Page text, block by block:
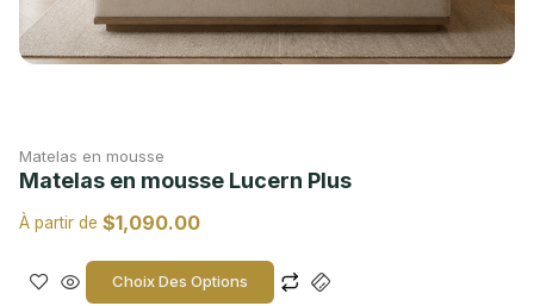
Matelas en mousse
Matelas en mousse Lucern Plus
À partir de $1,090.00
Choix Des Options